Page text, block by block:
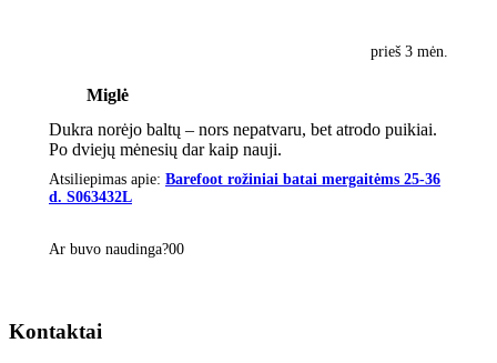
prieš 3 mėn.
Miglė
Dukra norėjo baltų – nors nepatvaru, bet atrodo puikiai.
Po dviejų mėnesių dar kaip nauji.
Atsiliepimas apie: Barefoot rožiniai batai mergaitėms 25-36
d. S063432L
Ar buvo naudinga?00
Kontaktai